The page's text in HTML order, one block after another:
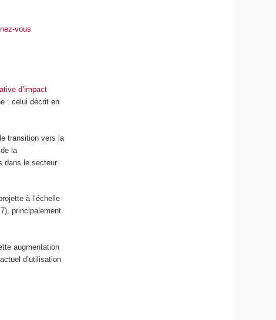
vous
d’impact
: celui décrit en
transition vers la
la
dans le secteur
à l’échelle
principalement
augmentation
d’utilisation